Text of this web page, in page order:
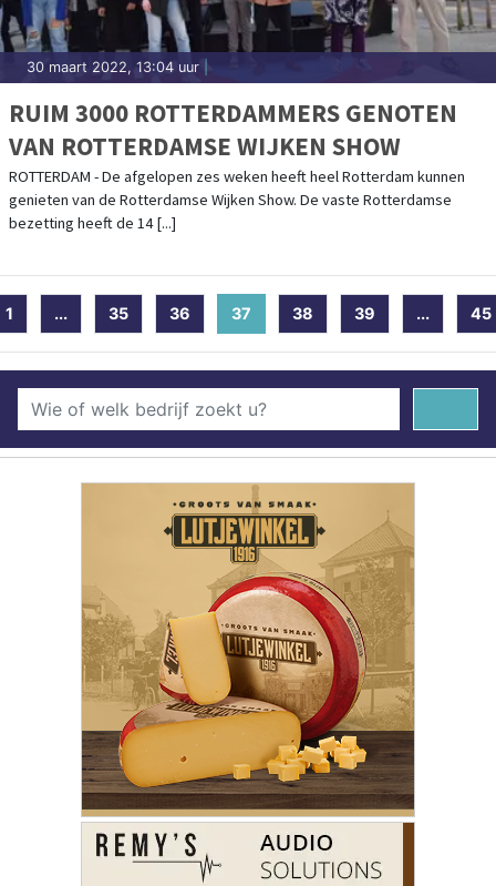
30 maart 2022, 13:04 uur
RUIM 3000 ROTTERDAMMERS GENOTEN
VAN ROTTERDAMSE WIJKEN SHOW
ROTTERDAM - De afgelopen zes weken heeft heel Rotterdam kunnen
genieten van de Rotterdamse Wijken Show. De vaste Rotterdamse
bezetting heeft de 14 [...]
1 ... 35 36 37 (current)
38 39 ... 45